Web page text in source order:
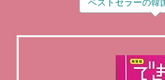
ベストセラーの韓